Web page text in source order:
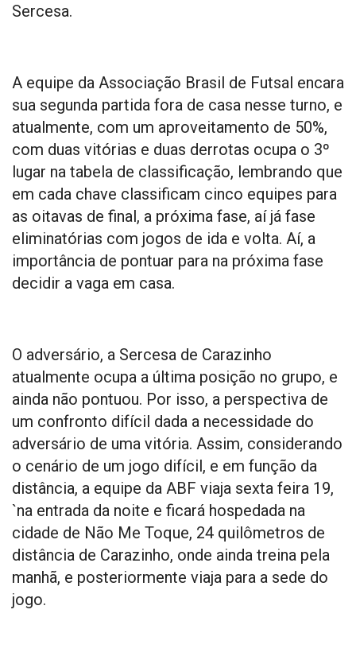
Sercesa.
A equipe da Associação Brasil de Futsal encara
sua segunda partida fora de casa nesse turno, e
atualmente, com um aproveitamento de 50%,
com duas vitórias e duas derrotas ocupa o 3º
lugar na tabela de classificação, lembrando que
em cada chave classificam cinco equipes para
as oitavas de final, a próxima fase, aí já fase
eliminatórias com jogos de ida e volta. Aí, a
importância de pontuar para na próxima fase
decidir a vaga em casa.
O adversário, a Sercesa de Carazinho
atualmente ocupa a última posição no grupo, e
ainda não pontuou. Por isso, a perspectiva de
um confronto difícil dada a necessidade do
adversário de uma vitória. Assim, considerando
o cenário de um jogo difícil, e em função da
distância, a equipe da ABF viaja sexta feira 19,
`na entrada da noite e ficará hospedada na
cidade de Não Me Toque, 24 quilômetros de
distância de Carazinho, onde ainda treina pela
manhã, e posteriormente viaja para a sede do
jogo.